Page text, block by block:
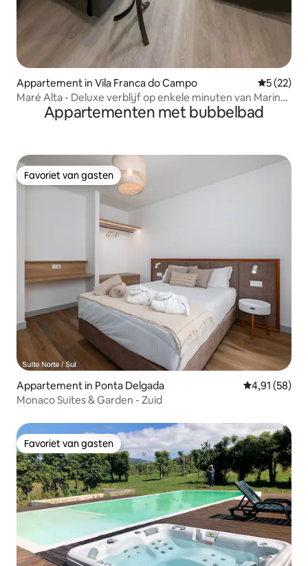
Appartement in Vila Franca do Campo
5 (22)
Maré Alta - Deluxe verblijf op enkele minuten van Marina
CenterAppartementen met bubbelbad
Favoriet van gasten
Favoriet van gasten
Appartement in Ponta Delgada Gemiddelde
4,91 (58)
Monaco Suites & Garden - Zuid
Favoriet van gasten
Favoriet van gasten